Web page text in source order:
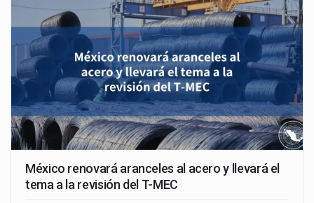
México renovará aranceles al acero y llevará el
tema a la revisión del T-MEC